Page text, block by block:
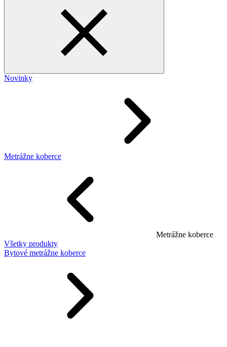
Novinky
Metrážne koberce
Metrážne koberce
Všetky produkty
Bytové metrážne koberce